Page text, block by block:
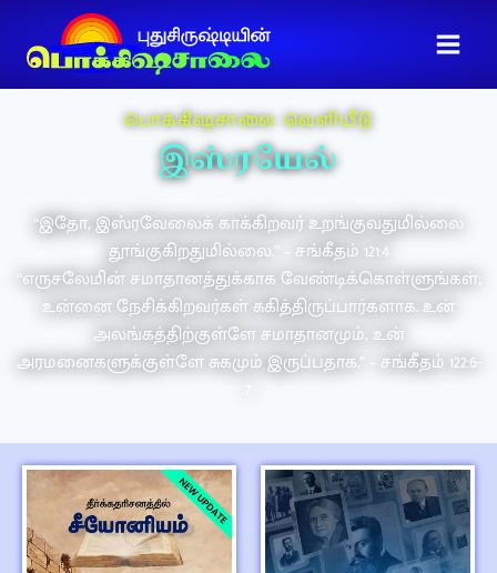
பொக்கிஷசாலை வெளியீடு
இஸ்ரயேல்
“இதோ, இஸ்ரவேலைக் காக்கிறவர் உறங்குவதுமில்லை
தூங்குகிறதுமில்லை.” – சங்கீதம் 121:4
“எருசலேமின் சமாதானத்துக்காக வேண்டிக்கொள்ளுங்கள்;
உன்னை நேசிக்கிறவர்கள் சுகித்திருப்பார்களாக. உன்
அலங்கத்திற்குள்ளே சமாதானமும், உன்
அரமனைகளுக்குள்ளே சுகமும் இருப்பதாக.” – சங்கீதம் 122:6-